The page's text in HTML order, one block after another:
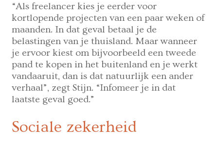
“Als freelancer kies je eerder voor
kortlopende projecten van een paar weken of
maanden. In dat geval betaal je de
belastingen van je thuisland. Maar wanneer
je ervoor kiest om bijvoorbeeld een tweede
pand te kopen in het buitenland en je werkt
vandaaruit, dan is dat natuurlijk een ander
verhaal”, zegt Stijn. “Infomeer je in dat
laatste geval goed.”
Sociale zekerheid